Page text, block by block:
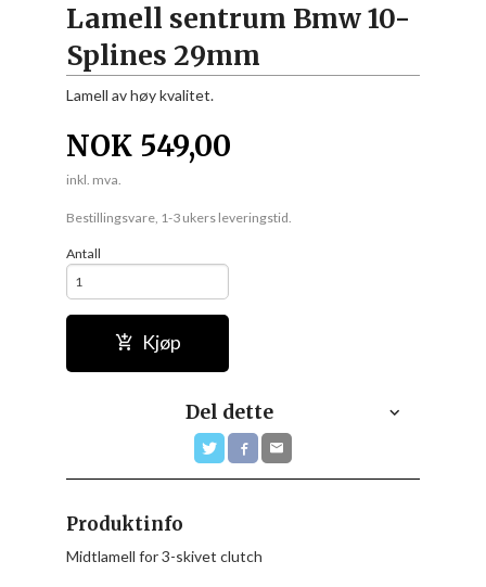
Lamell sentrum Bmw 10-
Splines 29mm
Lamell av høy kvalitet.
NOK 549,00
inkl. mva.
Bestillingsvare, 1-3 ukers leveringstid.
Antall
Kjøp
Del dette
Produktinfo
Midtlamell for 3-skivet clutch